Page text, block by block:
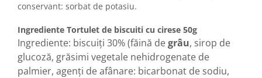
Accesorii Boromir
Glucoza
Halva
Nuga
conservant: sorbat de potasiu.
Ingrediente Tortulet de biscuiti cu cirese 50g
Ingrediente: biscuiți 30% (făină degrâu, sirop de
glucoză, grăsimi vegetale nehidrogenate de
palmier, agenți de afânare: bicarbonat de sodiu,